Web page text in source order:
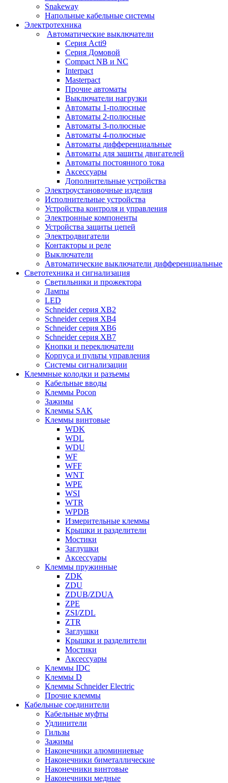
Snakeway
Напольные кабельные системы
Электротехника
Автоматические выключатели
Серия Acti9
Серия Домовой
Compact NB и NC
Interpact
Masterpact
Прочие автоматы
Выключатели нагрузки
Автоматы 1-полюсные
Автоматы 2-полюсные
Автоматы 3-полюсные
Автоматы 4-полюсные
Автоматы дифференциальные
Автоматы для защиты двигателей
Автоматы постоянного тока
Аксессуары
Дополнительные устройства
Электроустановочные изделия
Исполнительные устройства
Устройства контроля и управления
Электронные компоненты
Устройства защиты цепей
Электродвигатели
Контакторы и реле
Выключатели
Автоматические выключатели дифференциальные
Светотехника и сигнализация
Светильники и прожектора
Лампы
LED
Schneider серия XB2
Schneider серия XB4
Schneider серия XB6
Schneider серия XB7
Кнопки и переключатели
Корпуса и пульты управления
Системы сигнализации
Клеммные колодки и разъемы
Кабельные вводы
Клеммы Pocon
Зажимы
Клеммы SAK
Клеммы винтовые
WDK
WDL
WDU
WF
WFF
WNT
WPE
WSI
WTR
WPDB
Измерительные клеммы
Крышки и разделители
Мостики
Заглушки
Аксессуары
Клеммы пружинные
ZDK
ZDU
ZDUB/ZDUA
ZPE
ZSI/ZDL
ZTR
Заглушки
Крышки и разделители
Мостики
Аксессуары
Клеммы IDC
Клеммы D
Клеммы Schneider Electric
Прочие клеммы
Кабельные соединители
Кабельные муфты
Удлинители
Гильзы
Зажимы
Наконечники алюминиевые
Наконечники биметаллические
Наконечники винтовые
Наконечники медные